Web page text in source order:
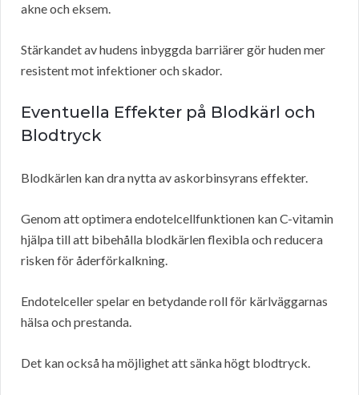
akne och eksem.
Stärkandet av hudens inbyggda barriärer gör huden mer
resistent mot infektioner och skador.
Eventuella Effekter på Blodkärl och
Blodtryck
Blodkärlen kan dra nytta av askorbinsyrans effekter.
Genom att optimera endotelcellfunktionen kan C-vitamin
hjälpa till att bibehålla blodkärlen flexibla och reducera
risken för åderförkalkning.
Endotelceller spelar en betydande roll för kärlväggarnas
hälsa och prestanda.
Det kan också ha möjlighet att sänka högt blodtryck.